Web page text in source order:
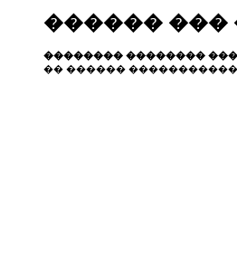
������ ���
�������� ��������
�� ������